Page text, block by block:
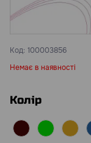
Код: 100003856
Немає в наявності
Колір